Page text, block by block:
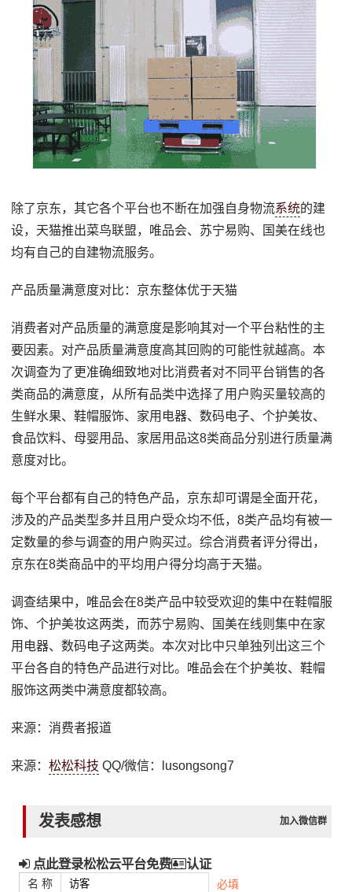
除了京东，其它各个平台也不断在加强自身物流系统的建
设，天猫推出菜鸟联盟，唯品会、苏宁易购、国美在线也
均有自己的自建物流服务。
产品质量满意度对比：京东整体优于天猫
消费者对产品质量的满意度是影响其对一个平台粘性的主
要因素。对产品质量满意度高其回购的可能性就越高。本
次调查为了更准确细致地对比消费者对不同平台销售的各
类商品的满意度，从所有品类中选择了用户购买量较高的
生鲜水果、鞋帽服饰、家用电器、数码电子、个护美妆、
食品饮料、母婴用品、家居用品这8类商品分别进行质量满
意度对比。
每个平台都有自己的特色产品，京东却可谓是全面开花，
涉及的产品类型多并且用户受众均不低，8类产品均有被一
定数量的参与调查的用户购买过。综合消费者评分得出，
京东在8类商品中的平均用户得分均高于天猫。
调查结果中，唯品会在8类产品中较受欢迎的集中在鞋帽服
饰、个护美妆这两类，而苏宁易购、国美在线则集中在家
用电器、数码电子这两类。本次对比中只单独列出这三个
平台各自的特色产品进行对比。唯品会在个护美妆、鞋帽
服饰这两类中满意度都较高。
来源：消费者报道
来源：松松科技 QQ/微信：lusongsong7
发表感想 加入微信群
点此登录松松云平台免费 认证
名 称 必填